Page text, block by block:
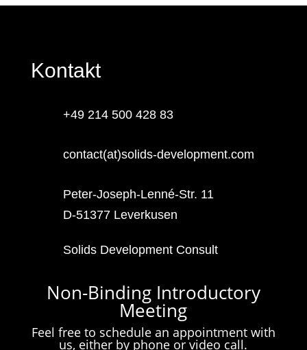
Kontakt
+49 214 500 428 83
contact(at)solids-development.com
Peter-Joseph-Lenné-Str. 11
D-51377 Leverkusen
Solids Development Consult
Non-Binding Introductory
Meeting
Feel free to schedule an appointment with
us, either by phone or video call.